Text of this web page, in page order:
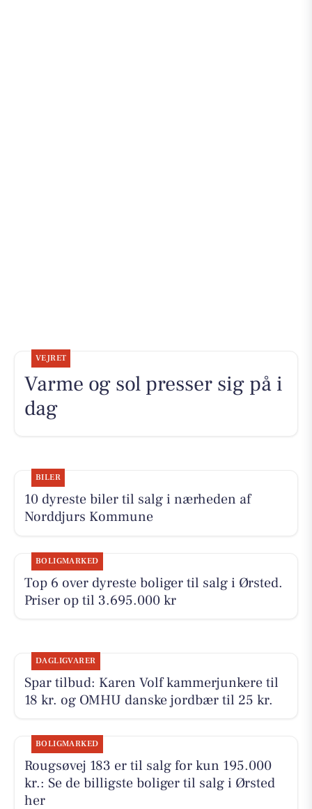
VEJRET
Varme og sol presser sig på i
dag
BILER
10 dyreste biler til salg i nærheden af
Norddjurs Kommune
BOLIGMARKED
Top 6 over dyreste boliger til salg i Ørsted.
Priser op til 3.695.000 kr
DAGLIGVARER
Spar tilbud: Karen Volf kammerjunkere til
18 kr. og OMHU danske jordbær til 25 kr.
BOLIGMARKED
Rougsøvej 183 er til salg for kun 195.000
kr.: Se de billigste boliger til salg i Ørsted
her